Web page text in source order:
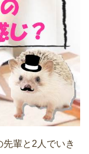
先輩と2人でいき